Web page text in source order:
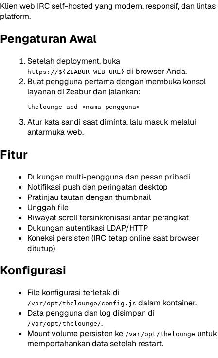
Klien web IRC self-hosted yang modern, responsif, dan lintas
platform.
Pengaturan Awal
Setelah deployment, buka
https://${ZEABUR_WEB_URL} di browser Anda.
Buat pengguna pertama dengan membuka konsol
layanan di Zeabur dan jalankan:
Atur kata sandi saat diminta, lalu masuk melalui
antarmuka web.
Fitur
Dukungan multi-pengguna dan pesan pribadi
Notifikasi push dan peringatan desktop
Pratinjau tautan dengan thumbnail
Unggah file
Riwayat scroll tersinkronisasi antar perangkat
Dukungan autentikasi LDAP/HTTP
Koneksi persisten (IRC tetap online saat browser
ditutup)
Konfigurasi
File konfigurasi terletak di
/var/opt/thelounge/config.js dalam kontainer.
Data pengguna dan log disimpan di
/var/opt/thelounge/.
Mount volume persisten ke /var/opt/thelounge untuk
mempertahankan data setelah restart.